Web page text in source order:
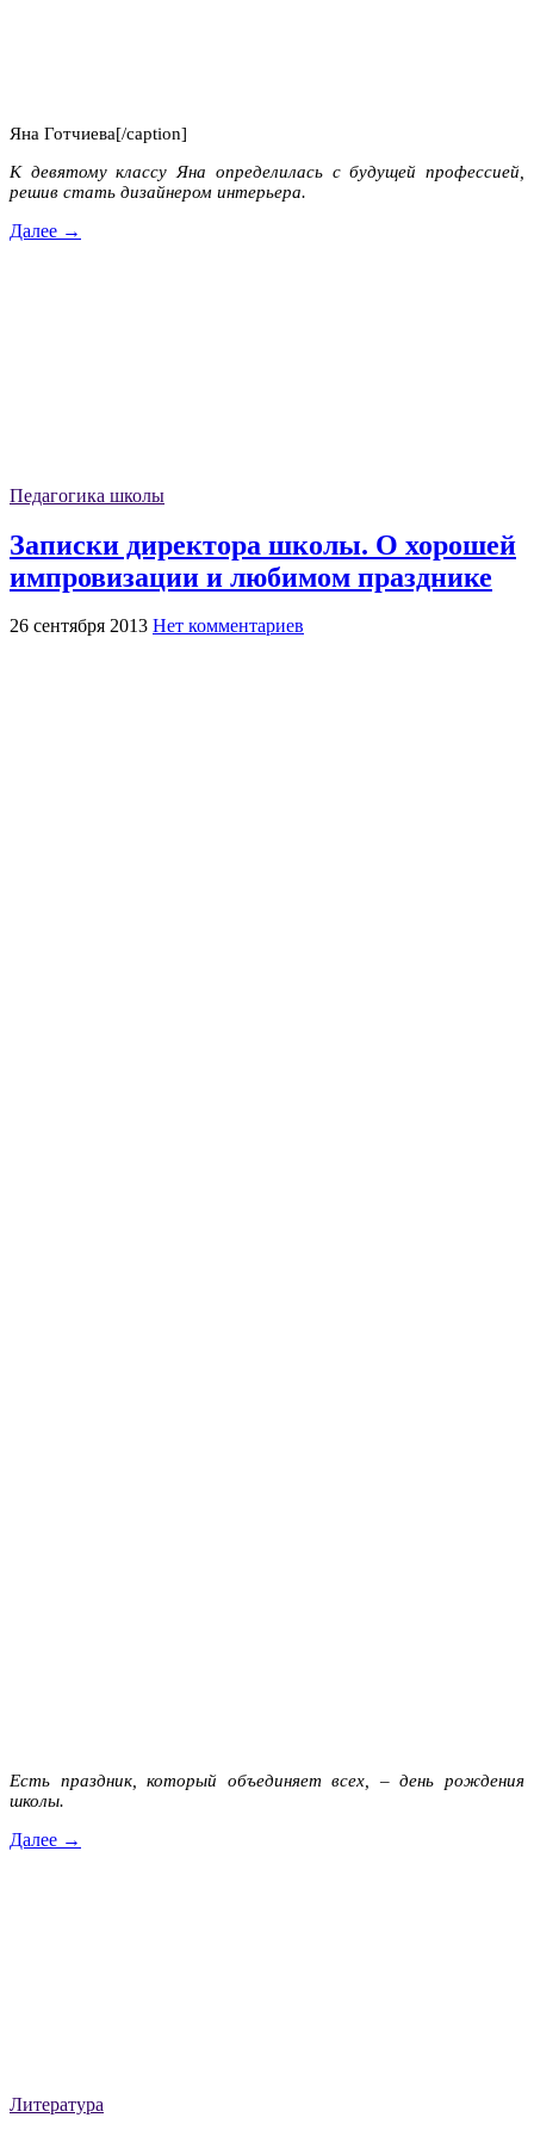
Яна Готчиева[/caption]
К девятому классу Яна определилась с будущей профессией,
решив стать дизайнером интерьера.
Далее →
Педагогика школы
Записки директора школы. О хорошей
импровизации и любимом празднике
26 сентября 2013 Нет комментариев
Есть праздник, который объединяет всех, – день рождения
школы.
Далее →
Литература